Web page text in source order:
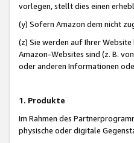
vorlegen, stellt dies einen
(y) Sofern Amazon dem nicht
(z) Sie werden auf Ihrer
Amazon-Websites sind (z. B.
oder anderen Informationen
1. Produkte
Im Rahmen des
physische oder digitale